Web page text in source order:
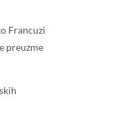
Francuzi
preuzme